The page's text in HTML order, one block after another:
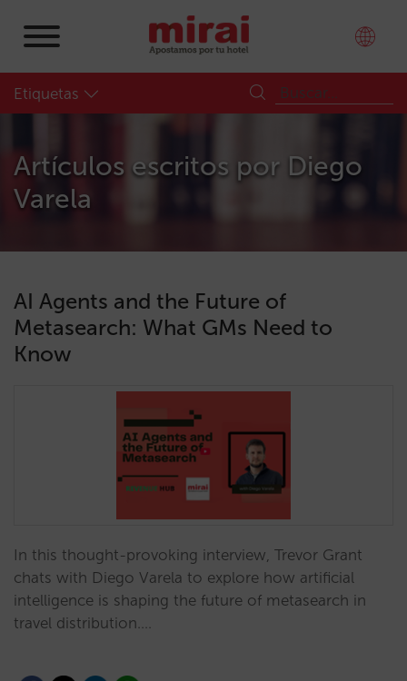
Etiquetas
Artículos escritos por Diego
Varela
AI Agents and the Future of
Metasearch: What GMs Need to
Know
In this thought-provoking interview, Trevor Grant
chats with Diego Varela to explore how artificial
intelligence is shaping the future of metasearch in
travel distribution.…